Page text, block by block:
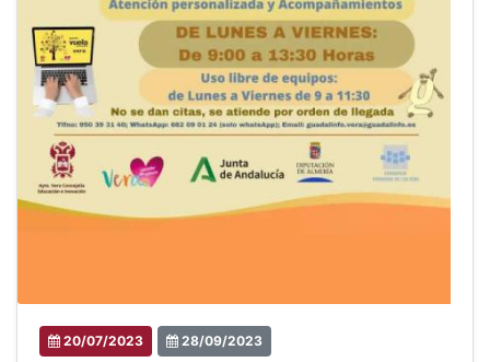
20/07/2023 28/09/2023